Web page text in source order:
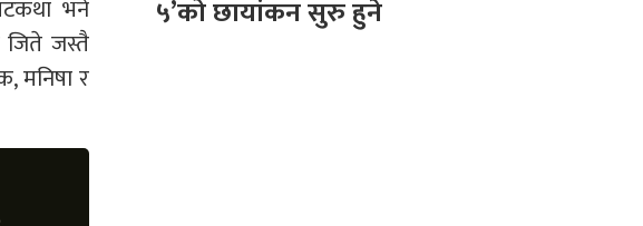
भने
जिते जस्तै
मनिषा र
५’को छायांकन सुरु हुने